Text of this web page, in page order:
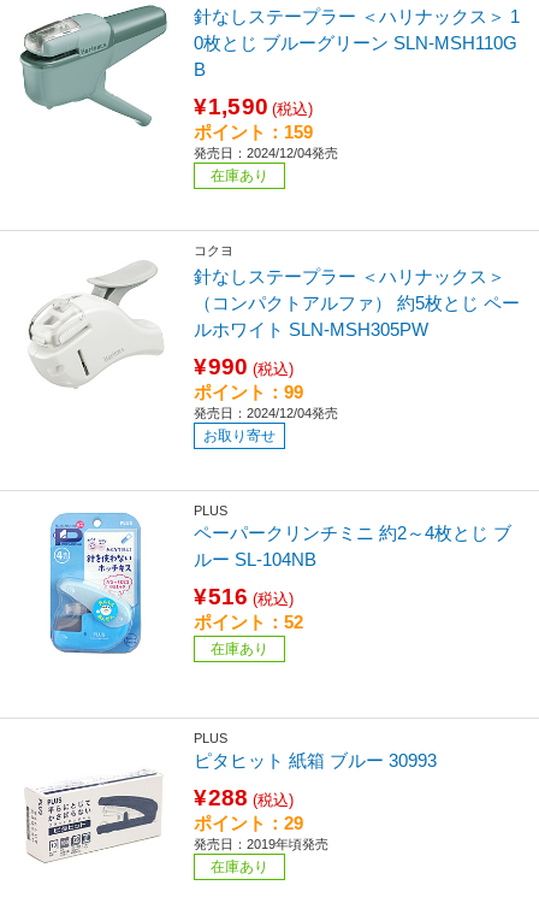
針なしステープラー ＜ハリナックス＞ 1
0枚とじ ブルーグリーン SLN-MSH110G
B
¥1,590 (税込)
ポイント：159
発売日：2024/12/04発売
在庫あり
コクヨ
針なしステープラー ＜ハリナックス＞
（コンパクトアルファ） 約5枚とじ ペー
ルホワイト SLN-MSH305PW
¥990 (税込)
ポイント：99
発売日：2024/12/04発売
お取り寄せ
PLUS
ペーパークリンチミニ 約2～4枚とじ ブ
ルー SL-104NB
¥516 (税込)
ポイント：52
在庫あり
PLUS
ピタヒット 紙箱 ブルー 30993
¥288 (税込)
ポイント：29
発売日：2019年頃発売
在庫あり